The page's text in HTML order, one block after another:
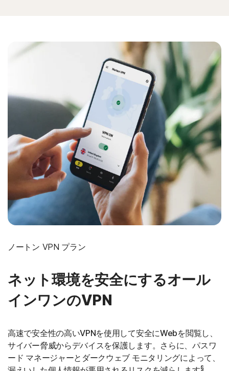
ノートン VPN プラン
ネット環境を安全にするオール
インワンのVPN
高速で安全性の高いVPNを使用して安全にWebを閲覧し、
サイバー脅威からデバイスを保護します。さらに、パスワ
ード マネージャーとダークウェブ モニタリングによって、
§